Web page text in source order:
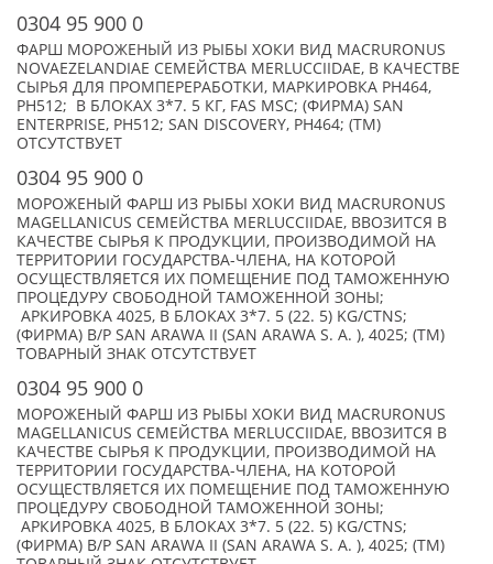
0304 95 900 0
ФАРШ МОРОЖЕНЫЙ ИЗ РЫБЫ ХОКИ ВИД MACRURONUS
NOVAEZELANDIAE СЕМЕЙСТВА MERLUCCIIDAE, В КАЧЕСТВЕ
СЫРЬЯ ДЛЯ ПРОМПЕРЕРАБОТКИ, МАРКИРОВКА PH464,
PH512; В БЛОКАХ 3*7. 5 КГ, FAS MSC; (ФИРМА) SAN
ENTERPRISE, PH512; SAN DISCOVERY, PH464; (TM)
ОТСУТСТВУЕТ
0304 95 900 0
МОРОЖЕНЫЙ ФАРШ ИЗ РЫБЫ ХОКИ ВИД MACRURONUS
MAGELLANICUS СЕМЕЙСТВА MERLUCCIIDAE, ВВОЗИТСЯ В
КАЧЕСТВЕ СЫРЬЯ К ПРОДУКЦИИ, ПРОИЗВОДИМОЙ НА
ТЕРРИТОРИИ ГОСУДАРСТВА-ЧЛЕНА, НА КОТОРОЙ
ОСУЩЕСТВЛЯЕТСЯ ИХ ПОМЕЩЕНИЕ ПОД ТАМОЖЕННУЮ
ПРОЦЕДУРУ СВОБОДНОЙ ТАМОЖЕННОЙ ЗОНЫ;
АРКИРОВКА 4025, В БЛОКАХ 3*7. 5 (22. 5) KG/CTNS;
(ФИРМА) B/P SAN ARAWA II (SAN ARAWA S. A. ), 4025; (TM)
ТОВАРНЫЙ ЗНАК ОТСУТСТВУЕТ
0304 95 900 0
МОРОЖЕНЫЙ ФАРШ ИЗ РЫБЫ ХОКИ ВИД MACRURONUS
MAGELLANICUS СЕМЕЙСТВА MERLUCCIIDAE, ВВОЗИТСЯ В
КАЧЕСТВЕ СЫРЬЯ К ПРОДУКЦИИ, ПРОИЗВОДИМОЙ НА
ТЕРРИТОРИИ ГОСУДАРСТВА-ЧЛЕНА, НА КОТОРОЙ
ОСУЩЕСТВЛЯЕТСЯ ИХ ПОМЕЩЕНИЕ ПОД ТАМОЖЕННУЮ
ПРОЦЕДУРУ СВОБОДНОЙ ТАМОЖЕННОЙ ЗОНЫ;
АРКИРОВКА 4025, В БЛОКАХ 3*7. 5 (22. 5) KG/CTNS;
(ФИРМА) B/P SAN ARAWA II (SAN ARAWA S. A. ), 4025; (TM)